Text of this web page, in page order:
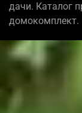
дачи. Каталог
домокомплект.